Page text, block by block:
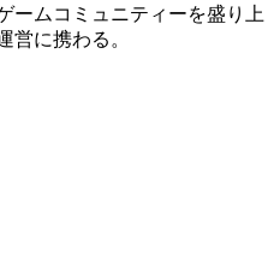
ームコミュニティーを盛り上
営に携わる。